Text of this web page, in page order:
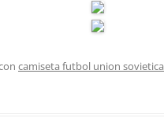
camiseta futbol union sovietica